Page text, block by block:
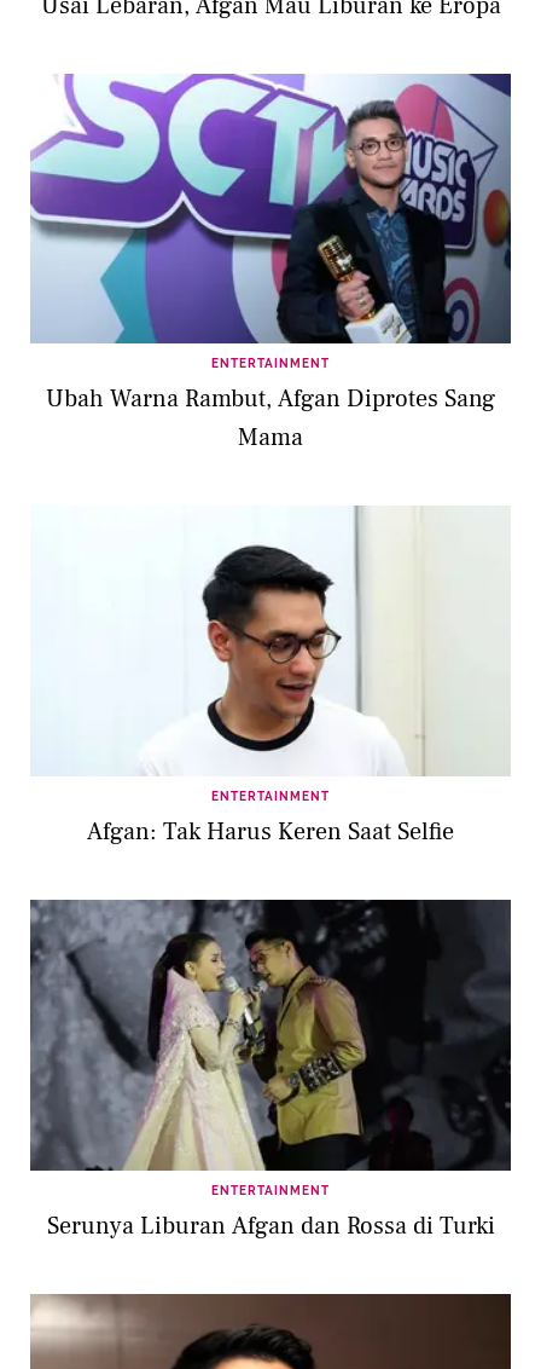
ENTERTAINMENT
Ubah Warna Rambut, Afgan Diprotes Sang
Mama
ENTERTAINMENT
Afgan: Tak Harus Keren Saat Selfie
ENTERTAINMENT
Serunya Liburan Afgan dan Rossa di Turki